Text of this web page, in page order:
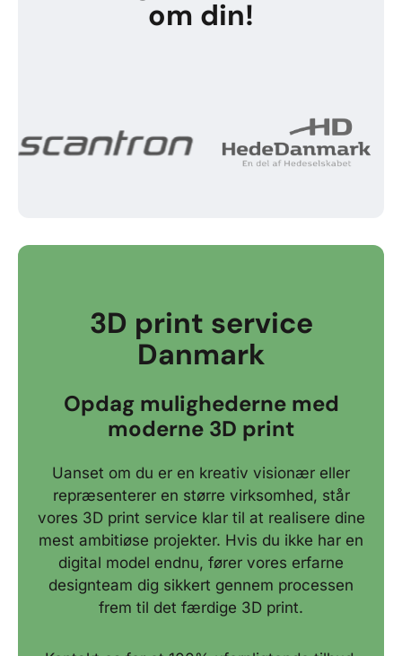
om din!
3D print service
Danmark
Opdag mulighederne med
moderne 3D print
Uanset om du er en kreativ visionær eller
repræsenterer en større virksomhed, står
vores 3D print service klar til at realisere dine
mest ambitiøse projekter. Hvis du ikke har en
digital model endnu, fører vores erfarne
designteam dig sikkert gennem processen
frem til det færdige 3D print.